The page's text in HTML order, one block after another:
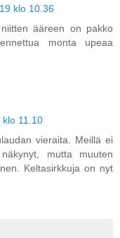
klo 10.36
ääreen on pakko
monta upeaa
11.10
vieraita. Meillä ei
mutta muuten
Keltasirkkuja on nyt